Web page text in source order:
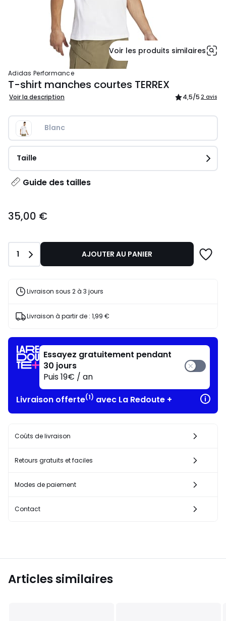
Voir les produits similaires
adidas Performance
T-shirt manches courtes TERREX
Voir la description 4,5/5 2 avis
Blanc
Taille
Guide des tailles
€.
35,00 €
Quantité
1 AJOUTER AU PANIER
Livraison sous 2 à 3 jours
Livraison à partir de : 1,99 €
Essayez gratuitement pendant
30 jours
Puis 19€ / an
Livraison offerte(1) avec La Redoute +
Coûts de livraison
Retours gratuits et faciles
Modes de paiement
Contact
Articles similaires